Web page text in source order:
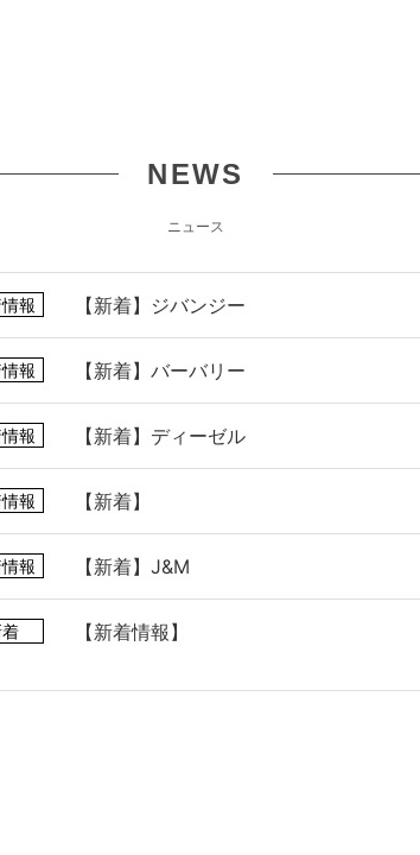
NEWS
ニュース
報 【新着】ジバンジー
報 【新着】バーバリー
報 【新着】ディーゼル
報 【新着】
報 【新着】J&M
【新着情報】